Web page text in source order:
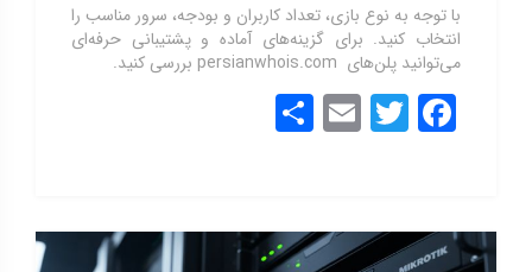
با توجه به نوع بازی، تعداد کاربران و بودجه، سرور مناسب را
انتخاب کنید. برای گزینه‌های آماده و پشتیبانی حرفه‌ای
می‌توانید پلن‌های persianwhois.com بررسی کنید.
Facebook
Twitter
Email